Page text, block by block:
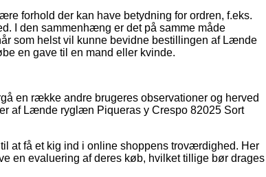
forhold der kan have betydning for ordren, f.eks.
I den sammenhæng er det på samme måde
som helst vil kunne bevidne bestillingen af Lænde
en gave til en mand eller kvinde.
en række andre brugeres observationer og herved
af Lænde ryglæn Piqueras y Crespo 82025 Sort
at få et kig ind i online shoppens troværdighed. Her
en evaluering af deres køb, hvilket tillige bør drages